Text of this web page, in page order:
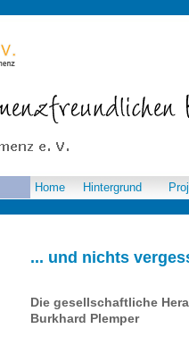
... und nichts
Die gesellschaftliche
Burkhard Plemper
Home Hintergrund